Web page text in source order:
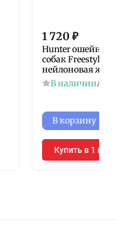
1 720 ₽
Hunter ошейник-
собак Freestyle
нейлоновая
В наличии
В корзину
Купить в 1 клик